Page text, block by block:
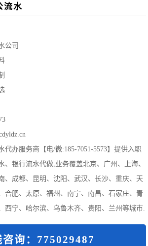
流水
公司
代办服务商【电/微:185-7051-5573】提供入职
、银行流水代做,业务覆盖北京、广州、上海、
、成都、昆明、沈阳、武汉、长沙、重庆、天
合肥、太原、福州、南宁、南昌、石家庄、青
西宁、哈尔滨、乌鲁木齐、贵阳、兰州等城市.
咨询：775029487